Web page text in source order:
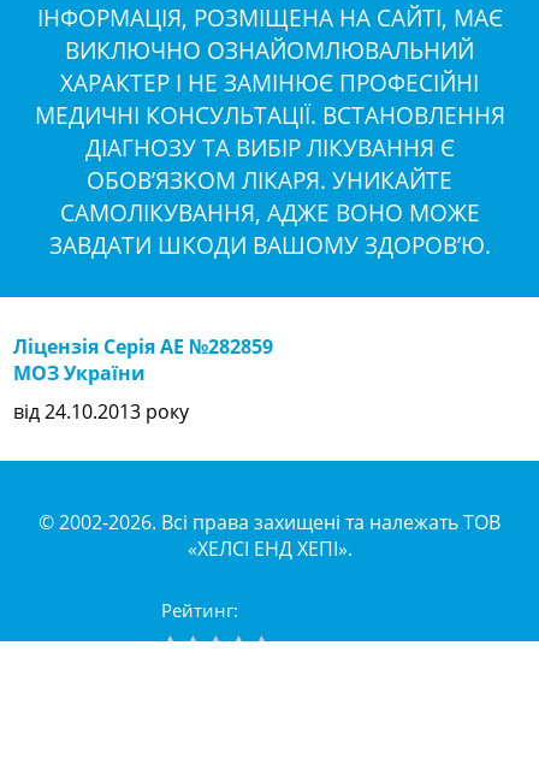
ІНФОРМАЦІЯ, РОЗМІЩЕНА НА САЙТІ, МАЄ
ВИКЛЮЧНО ОЗНАЙОМЛЮВАЛЬНИЙ
ХАРАКТЕР І НЕ ЗАМІНЮЄ ПРОФЕСІЙНІ
МЕДИЧНІ КОНСУЛЬТАЦІЇ. ВСТАНОВЛЕННЯ
ДІАГНОЗУ ТА ВИБІР ЛІКУВАННЯ Є
ОБОВ’ЯЗКОМ ЛІКАРЯ. УНИКАЙТЕ
САМОЛІКУВАННЯ, АДЖЕ ВОНО МОЖЕ
ЗАВДАТИ ШКОДИ ВАШОМУ ЗДОРОВ’Ю.
Ліцензія Серія АЕ №282859
МОЗ України
від 24.10.2013 року
© 2002-2026. Всі права захищені та належать ТОВ
«ХЕЛСІ ЕНД ХЕПІ».
Рейтинг: